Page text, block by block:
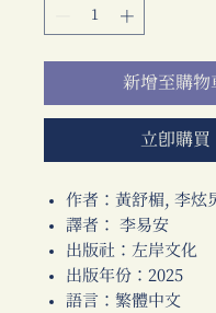
新增至購物
立即購買
作者：黃舒楣, 李炫
譯者： 李易安
出版社：左岸文化
出版年份：2025
語言：繁體中文